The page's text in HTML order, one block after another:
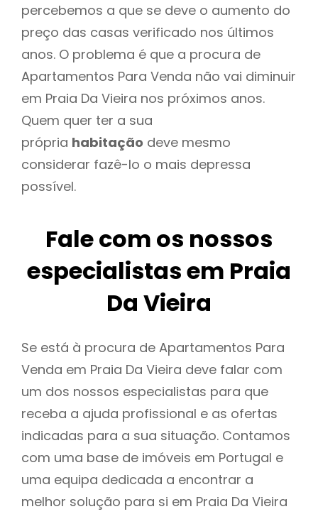
percebemos a que se deve o aumento do
preço das casas verificado nos últimos
anos. O problema é que a procura de
Apartamentos Para Venda não vai diminuir
em Praia Da Vieira nos próximos anos.
Quem quer ter a sua
própria habitação deve mesmo
considerar fazê-lo o mais depressa
possível.
Fale com os nossos
especialistas em Praia
Da Vieira
Se está à procura de Apartamentos Para
Venda em Praia Da Vieira deve falar com
um dos nossos especialistas para que
receba a ajuda profissional e as ofertas
indicadas para a sua situação. Contamos
com uma base de imóveis em Portugal e
uma equipa dedicada a encontrar a
melhor solução para si em Praia Da Vieira